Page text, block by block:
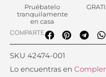
Pruébatelo
tranquilamente
en casa
COMPARTE
SKU 42474-001
Lo encuentras en